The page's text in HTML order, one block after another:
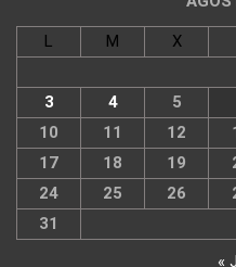
L M X
3
4 5
10
11 12
17
18 19
24
25 26
31
«